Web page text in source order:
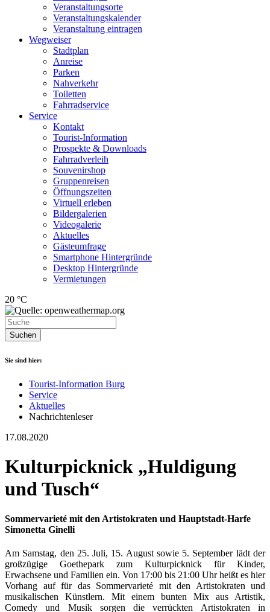
Veranstaltungsorte
Veranstaltungskalender
Veranstaltung eintragen
Wegweiser
Stadtplan
Anreise
Parken
Nahverkehr
Toiletten
Fahrradservice
Service
Kontakt
Tourist-Information
Prospekte & Downloads
Fahrradverleih
Souvenirshop
Gruppenreisen
Öffnungszeiten
Virtuell erleben
Bildergalerien
Videogalerie
Aktuelles
Gästeumfrage
Smartphone Hintergründe
Desktop Hintergründe
Vermietungen
20 °C
Suchen
Sie sind hier:
Tourist-Information Burg
Service
Aktuelles
Nachrichtenleser
17.08.2020
Kulturpicknick „Huldigung
und Tusch“
Sommervarieté mit den Artistokraten und Hauptstadt-Harfe
Simonetta Ginelli
Am Samstag, den 25. Juli, 15. August sowie 5. September lädt der
großzügige Goethepark zum Kulturpicknick für Kinder,
Erwachsene und Familien ein. Von 17:00 bis 21:00 Uhr heißt es hier
Vorhang auf für das Sommervarieté mit den Artistokraten und
musikalischen Künstlern. Mit einem bunten Mix aus Artistik,
Comedy und Musik sorgen die verrückten Artistokraten in